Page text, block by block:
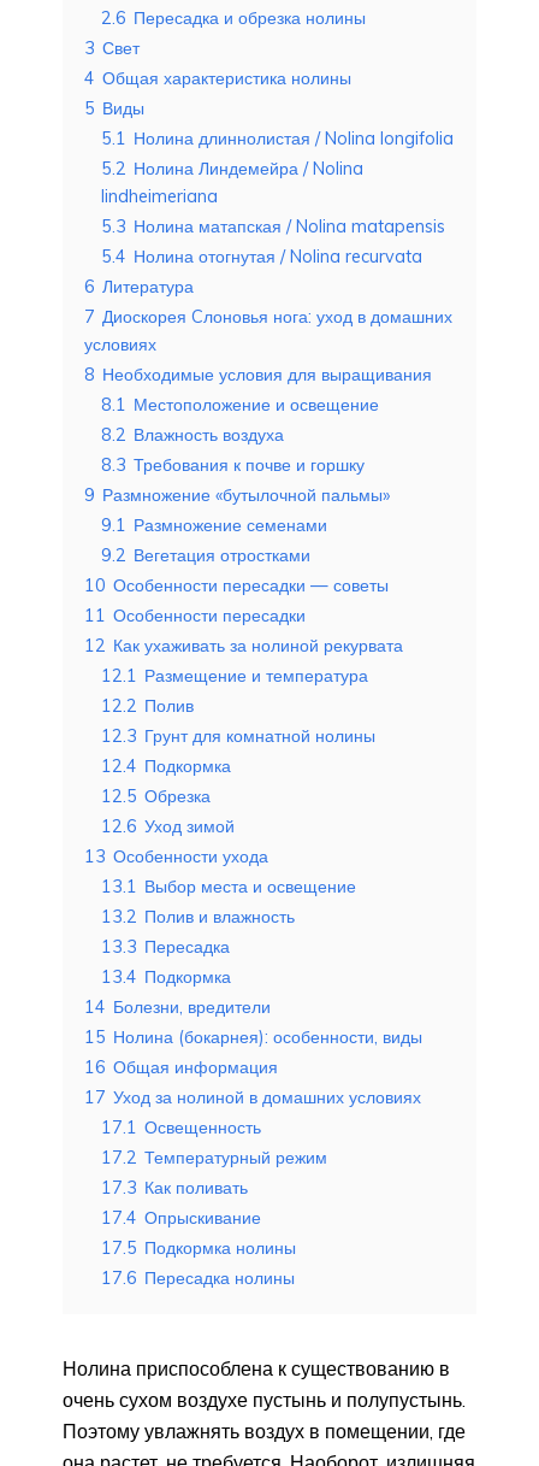
2.6 Пересадка и обрезка нолины
3 Свет
4 Общая характеристика нолины
5 Виды
5.1 Нолина длиннолистая / Nolina longifolia
5.2 Нолина Линдемейра / Nolina
lindheimeriana
5.3 Нолина матапская / Nolina matapensis
5.4 Нолина отогнутая / Nolina recurvata
6 Литература
7 Диоскорея Cлоновья нога: уход в домашних
условиях
8 Необходимые условия для выращивания
8.1 Местоположение и освещение
8.2 Влажность воздуха
8.3 Требования к почве и горшку
9 Размножение «бутылочной пальмы»
9.1 Размножение семенами
9.2 Вегетация отростками
10 Особенности пересадки — советы
11 Особенности пересадки
12 Как ухаживать за нолиной рекурвата
12.1 Размещение и температура
12.2 Полив
12.3 Грунт для комнатной нолины
12.4 Подкормка
12.5 Обрезка
12.6 Уход зимой
13 Особенности ухода
13.1 Выбор места и освещение
13.2 Полив и влажность
13.3 Пересадка
13.4 Подкормка
14 Болезни, вредители
15 Нолина (бокарнея): особенности, виды
16 Общая информация
17 Уход за нолиной в домашних условиях
17.1 Освещенность
17.2 Температурный режим
17.3 Как поливать
17.4 Опрыскивание
17.5 Подкормка нолины
17.6 Пересадка нолины
Нолина приспособлена к существованию в
очень сухом воздухе пустынь и полупустынь.
Поэтому увлажнять воздух в помещении, где